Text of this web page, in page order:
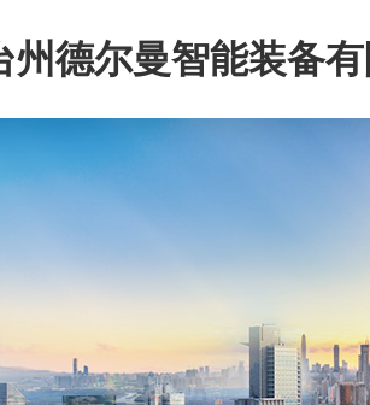
州德尔曼智能装备